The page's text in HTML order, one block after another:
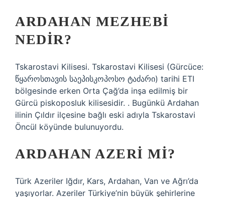
ARDAHAN MEZHEBI
NEDIR?
Tskarostavi Kilisesi. Tskarostavi Kilisesi (Gürcüce:
წყაროსთავის საეპისკოპოსო ტაძარი) tarihi ETI
bölgesinde erken Orta Çağ’da inşa edilmiş bir
Gürcü piskoposluk kilisesidir. . Bugünkü Ardahan
ilinin Çıldır ilçesine bağlı eski adıyla Tskarostavi
Öncül köyünde bulunuyordu.
ARDAHAN AZERI MI?
Türk Azeriler Iğdır, Kars, Ardahan, Van ve Ağrı’da
yaşıyorlar. Azeriler Türkiye’nin büyük şehirlerine